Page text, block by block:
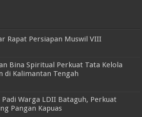
Rapat Persiapan Muswil VIII
Bina Spiritual Perkuat Tata Kelola
di Kalimantan Tengah
Padi Warga LDII Bataguh, Perkuat
Pangan Kapuas